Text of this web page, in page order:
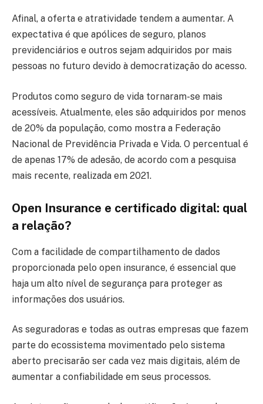
Afinal, a oferta e atratividade tendem a aumentar. A
expectativa é que apólices de seguro, planos
previdenciários e outros sejam adquiridos por mais
pessoas no futuro devido à democratização do acesso.
Produtos como seguro de vida tornaram-se mais
acessíveis. Atualmente, eles são adquiridos por menos
de 20% da população, como mostra a Federação
Nacional de Previdência Privada e Vida. O percentual é
de apenas 17% de adesão, de acordo com a pesquisa
mais recente, realizada em 2021.
Open Insurance e certificado digital: qual
a relação?
Com a facilidade de compartilhamento de dados
proporcionada pelo open insurance, é essencial que
haja um alto nível de segurança para proteger as
informações dos usuários.
As seguradoras e todas as outras empresas que fazem
parte do ecossistema movimentado pelo sistema
aberto precisarão ser cada vez mais digitais, além de
aumentar a confiabilidade em seus processos.